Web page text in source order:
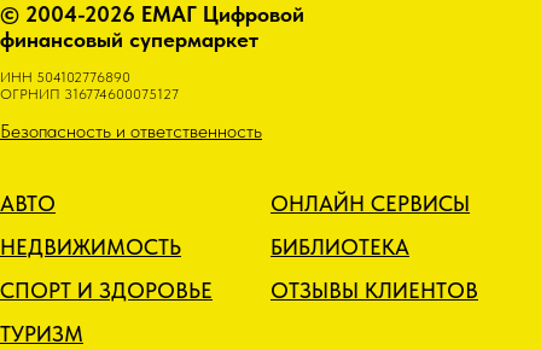
© 2004-2026 ЕМАГ Цифровой
финансовый супермаркет
ИНН 504102776890
ОГРНИП 316774600075127
Безопасность и ответственность
АВТО
НЕДВИЖИМОСТЬ
СПОРТ И ЗДОРОВЬЕ
ТУРИЗМ
ОНЛАЙН СЕРВИСЫ
БИБЛИОТЕКА
ОТЗЫВЫ КЛИЕНТОВ